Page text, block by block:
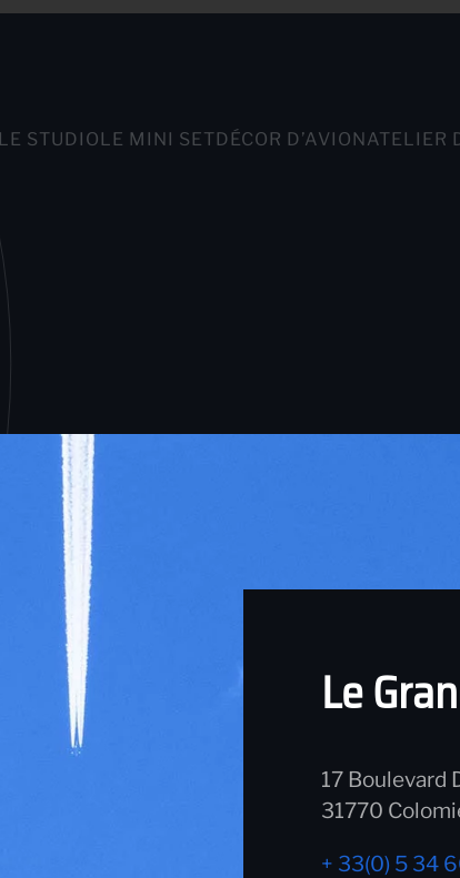
LE STUDIO LE MINI SET DÉCOR D’AVION ATELIER
Le
17 Boulevard
31770
+ 33(0) 5 34